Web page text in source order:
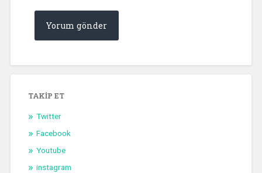
TAKIP ET
Twitter
Facebook
Youtube
instagram